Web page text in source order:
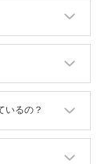
いるの？